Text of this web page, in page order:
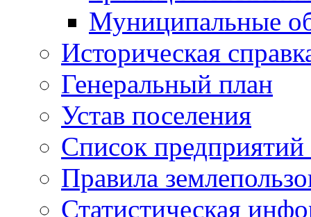
Муниципальные
Историческая
Генеральный план
Устав поселения
Список предприятий
Правила
Статистическая